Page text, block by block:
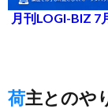
月刊LOGI-BIZ 7
荷主とのやり取り簡略化、手作業による帳